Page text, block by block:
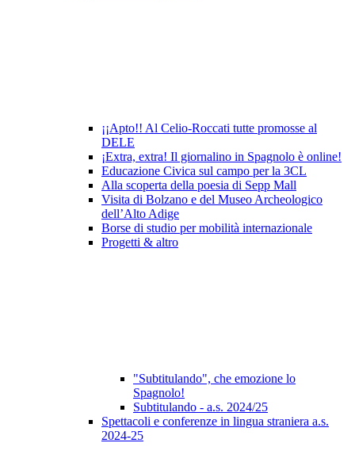
¡¡Apto!! Al Celio-Roccati tutte promosse al
DELE
¡Extra, extra! Il giornalino in Spagnolo è online!
Educazione Civica sul campo per la 3CL
Alla scoperta della poesia di Sepp Mall
Visita di Bolzano e del Museo Archeologico
dell’Alto Adige
Borse di studio per mobilità internazionale
Progetti & altro
"Subtitulando", che emozione lo
Spagnolo!
Subtitulando - a.s. 2024/25
Spettacoli e conferenze in lingua straniera a.s.
2024-25